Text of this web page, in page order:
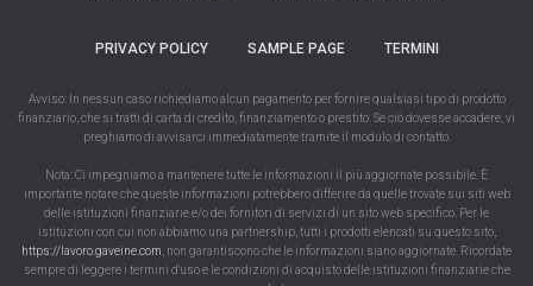
PRIVACY POLICY SAMPLE PAGE TERMINI
Avviso: In nessun caso richiediamo alcun pagamento per fornire qualsiasi tipo di prodotto
finanziario, che si tratti di carta di credito, finanziamento o prestito. Se ciò dovesse accadere, vi
preghiamo di avvisarci immediatamente tramite il modulo di contatto.
Nota: Ci impegniamo a mantenere tutte le informazioni il più aggiornate possibile. È
importante notare che queste informazioni potrebbero differire da quelle trovate sui siti web
delle istituzioni finanziarie e/o dei fornitori di servizi di un sito web specifico. Per le
istituzioni con cui non abbiamo una partnership, tutti i prodotti elencati su questo sito,
https://lavoro.gaveine.com , non garantiscono che le informazioni siano aggiornate. Ricordate
sempre di leggere i termini d'uso e le condizioni di acquisto delle istituzioni finanziarie che